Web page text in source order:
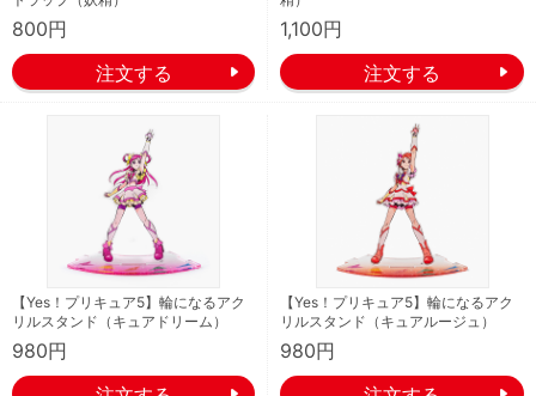
800円 1,100円
【Yes！プリキュア5】輪になるアク
リルスタンド（キュアドリーム）
980円
【Yes！プリキュア5】輪になるアク
リルスタンド（キュアルージュ）
980円